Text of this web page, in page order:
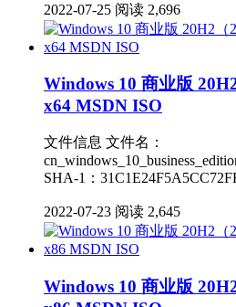
2022-07-25 阅读 2,696
Windows 10 商业版
x64 MSDN ISO
文件信息 文件名：
SHA-1：
2022-07-23 阅读 2,645
Windows 10 商业版